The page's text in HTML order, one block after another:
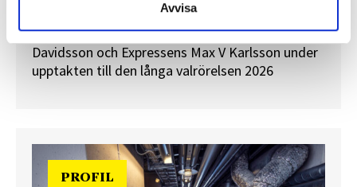
Avvisa
centrala arbetsredskap för politikreportrar.
Journalisten tog rygg på TT Nyhetsbyråns Maria
Davidsson och Expressens Max V Karlsson under
upptakten till den långa valrörelsen 2026
PROFIL